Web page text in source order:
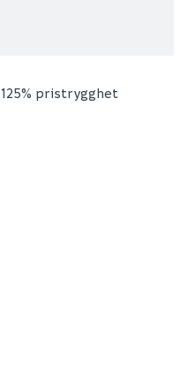
125% pristrygghet